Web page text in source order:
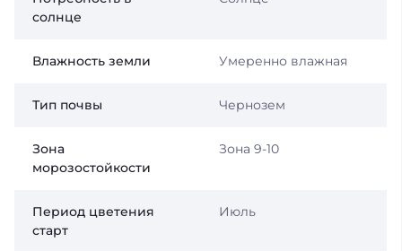
солнце
Влажность земли Умеренно влажная
Тип почвы Чернозем
Зона
морозостойкости
Зона 9-10
Период цветения
старт
Июль